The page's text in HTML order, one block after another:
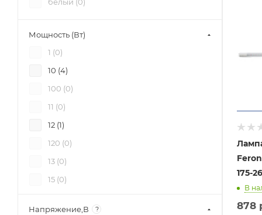
Feron
175-
В
878
Мощность (Вт)
1 (0)
10 (4)
100 (0)
11 (0)
12 (1)
120 (0)
13 (0)
15 (0)
Напряжение,В ?